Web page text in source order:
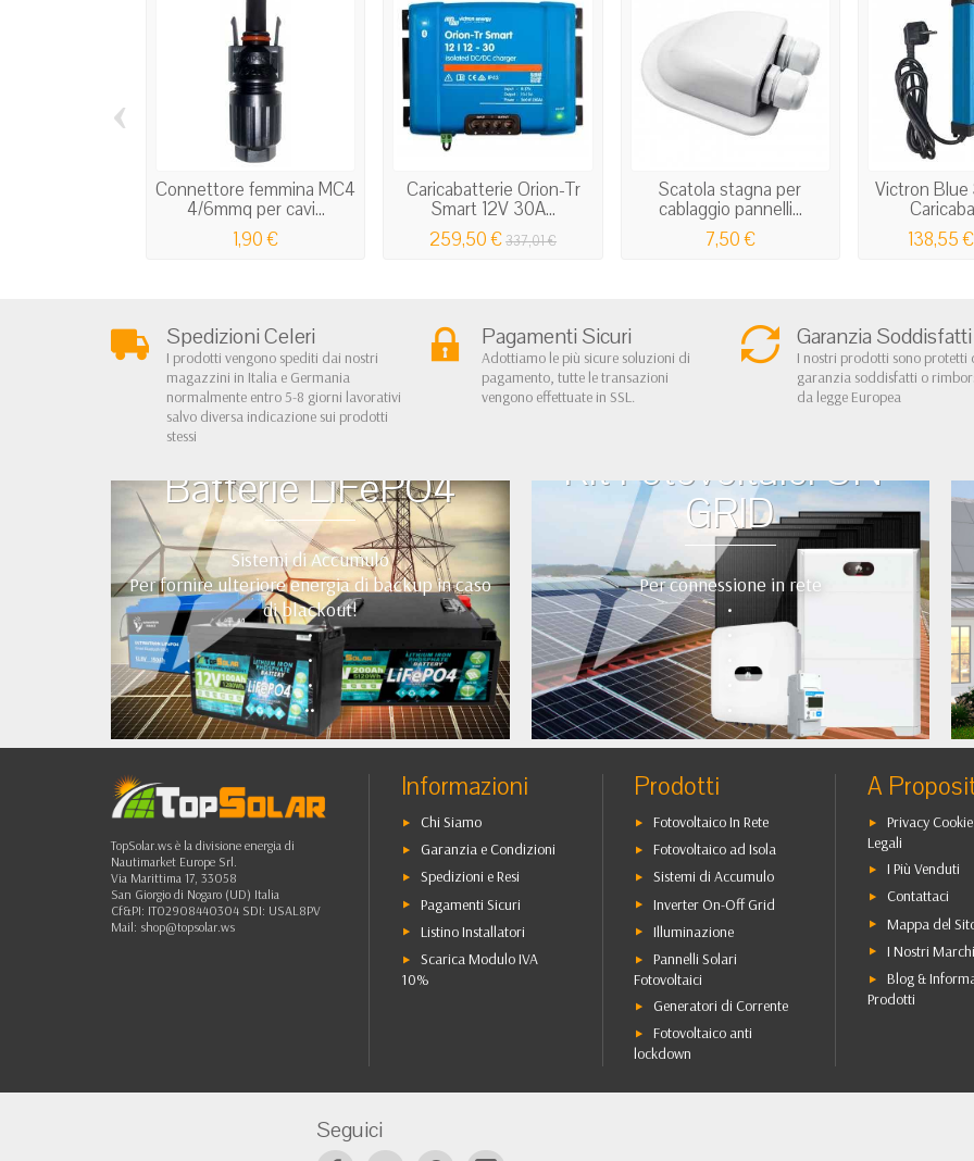
Connettore femmina MC4
4/6mmq per cavi...
1,90 €
Caricabatterie Orion-Tr
Smart 12V 30A...
259,50 €337,01 €
Scatola stagna per
cablaggio pannelli...
7,50 €
Victron Blue
138,55 €
‹
Spedizioni Celeri
I prodotti vengono spediti dai nostri
magazzini in Italia e Germania
normalmente entro 5-8 giorni lavorativi
salvo diversa indicazione sui prodotti
stessi
Pagamenti Sicuri
Adottiamo le più sicure soluzioni di
pagamento, tutte le transazioni
vengono effettuate in SSL.
Garanzia Soddisfatti
I nostri prodotti sono protetti
garanzia soddisfatti o
da legge Europea
Batterie LiFePO4
Sistemi di Accumulo
Per fornire ulteriore energia di backup in caso
di blackout!
•
•
•
••
Kit Fotovoltaici ON-
GRID
Per connessione in rete
•
•
•
TopSolar.ws è la divisione energia di
Nautimarket Europe Srl.
Via Marittima 17, 33058
San Giorgio di Nogaro (UD) Italia
Cf&PI: IT02908440304 SDI: USAL8PV
Mail: shop@topsolar.ws
Informazioni
Chi Siamo
Garanzia e Condizioni
Spedizioni e Resi
Pagamenti Sicuri
Listino Installatori
Scarica Modulo IVA
10%
Prodotti
Fotovoltaico In Rete
Fotovoltaico ad Isola
Sistemi di Accumulo
Inverter On-Off Grid
Illuminazione
Pannelli Solari
Fotovoltaici
Generatori di Corrente
Fotovoltaico anti
lockdown
A
Privacy
Legali
I Più Venduti
Contattaci
Mappa del
I Nostri Marchi
Blog &
Prodotti
Seguici